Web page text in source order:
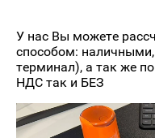
У нас Вы можете
способом:
терминал), а так же
НДС так и БЕЗ